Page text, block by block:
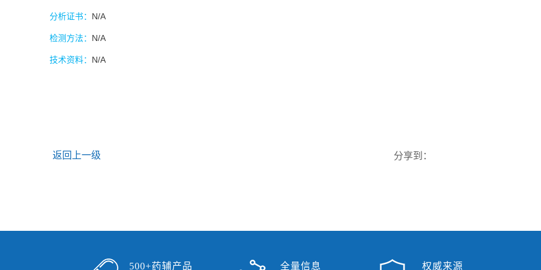
分析证书： N/A
检测方法： N/A
技术资料： N/A
分享到：
返回上一级
500+药辅产品 全量信息 权威来源